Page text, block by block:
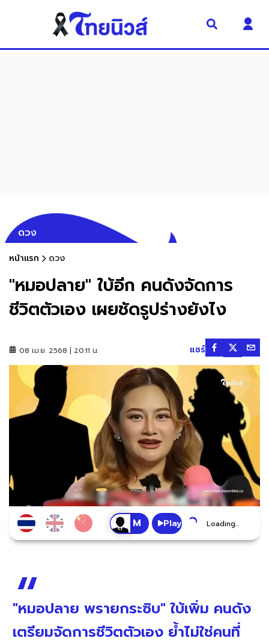
ดวง
หน้าแรก ดวง
"หมอปลาย" ใบ้อีก คนดังจัดการ
ชีวิตตัวเอง เผยชัดรูปร่างยังไง
08 เม.ย. 2568 | 20:11 น. แชร์
Play Loading...
"หมอปลาย พรายกระซิบ" ใบ้เพิ่ม คนดัง
เตรียมจัดการชีวิตตัวเอง ย้ำไม่ใช่คนที่